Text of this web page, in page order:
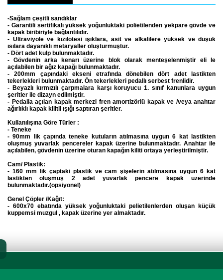
-Sağlam çeşitli sandıklar
- Garantili sertifikalı yüksek yoğunluktaki polietilenden yekpare gövde ve
kapak biribiriyle bağlantılıdır.
- Ültraviyole ve kızılötesi ışıklara, asit ve alkalilere yüksek ve düşük
ısılara dayanıklı metaryaller oluşturmuştur.
- Dört adet kulp bulunmaktadır.
- Gövdenin arka kenarı üzerine blok olarak menteşelenmiştir eli le
açılabilen bir ağız kapağı bulunmaktadır.
- 200mm çapındaki ekseni etrafında dönebilen dört adet lastikten
tekerlekleri bulunmaktadır. Ön tekerlekleri pedallı serbest frenlidir.
- Beyazlı kırmızılı çarpmalara karşı koruyucu 1. sınıf kanunlara uygun
şeritler ile dizayn edilmiştir.
- Pedalla açılan kapak merkezi fren amortizörlü kapak ve /veya anahtar
ağırlıklı kapak kilitli ışığı saptıran şeritler.
Kullanılışına Göre Türler :
- Teneke
- 90mm lik çapında teneke kutuların atılmasına uygun 6 kat lastikten
oluşmuş yuvarlak pencereler kapak üzerine bulunmaktadır. Anahtar ile
açılabilen, gövdenin üzerine oturan kapağın kiliti ortaya yerleştirilmiştir.
Cam/ Plastik:
- 160 mm lik çaptaki plastik ve cam şişelerin atılmasına uygun 6 kat
lastikten oluşmuş 2 adet yuvarlak pencere kapak üzerinde
bulunmaktadır.(opsiyonel)
Genel Çöpler /Kağıt:
- 600x70 ebatında yüksek yoğunluktaki pelietilenlerden oluşan küçük
kuppemsi muzgul , kapak üzerine yer almaktadır.